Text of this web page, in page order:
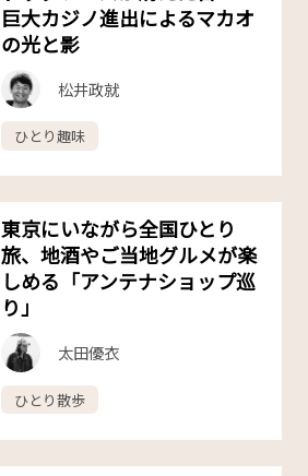
巨大カジノ進出によるマカオ
の光と影
松井政就
ひとり趣味
東京にいながら全国ひとり
旅、地酒やご当地グルメが楽
しめる「アンテナショップ巡
り」
太田優衣
ひとり散歩